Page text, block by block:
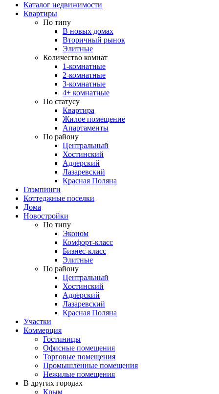
Каталог недвижимости
Квартиры
По типу
В новых домах
Вторичный рынок
Элитные
Количество комнат
1-комнатные
2-комнатные
3-комнатные
4+ комнатные
По статусу
Квартира
Жилое помещение
Апартаменты
По району
Центральный
Хостинский
Адлерский
Лазаревский
Красная Поляна
Глэмпинги
Коттеджные поселки
Дома
Новостройки
По типу
Эконом
Комфорт-класс
Бизнес-класс
Элитные
По району
Центральный
Хостинский
Адлерский
Лазаревский
Красная Поляна
Участки
Коммерция
Гостиницы
Офисные помещения
Торговые помещения
Промышленные помещения
Нежилые помещения
В других городах
Крым